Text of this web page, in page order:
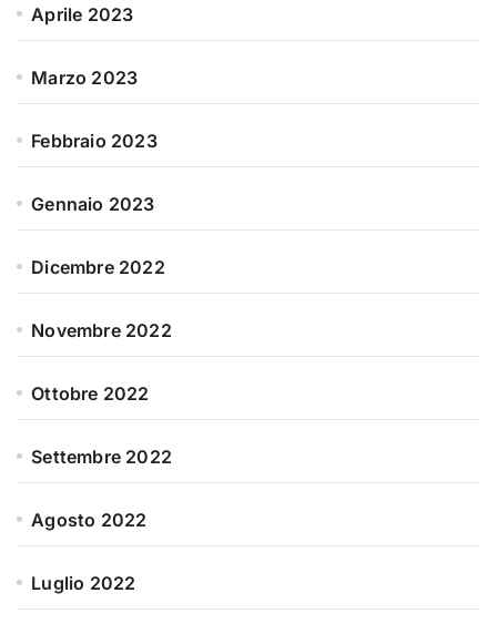
Aprile 2023
Marzo 2023
Febbraio 2023
Gennaio 2023
Dicembre 2022
Novembre 2022
Ottobre 2022
Settembre 2022
Agosto 2022
Luglio 2022